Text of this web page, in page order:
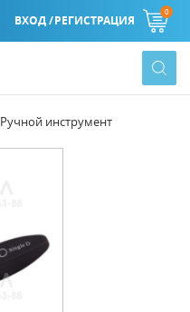
ВХОД /РЕГИСТРАЦИЯ
0
Ручной инструмент